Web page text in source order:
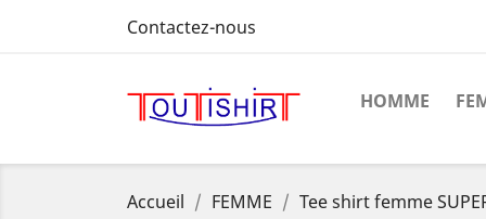
Contactez-nous
HOMME
Accueil FEMME Tee shirt femme